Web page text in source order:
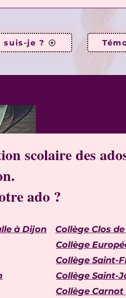
suis-je ?
scolaire des
ado ?
à Dijon
Collège Clos
Collège
Collège Saint-
Collège Saint-
Collège